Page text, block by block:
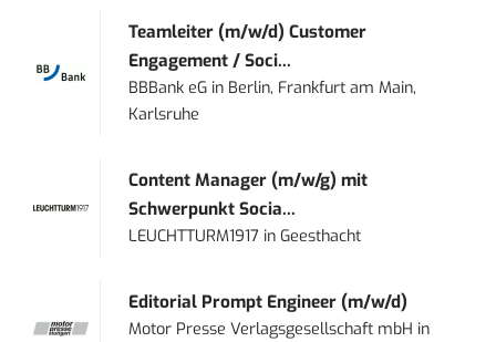
Teamleiter (m/w/d) Customer
Engagement / Soci...
BBBank eG in Berlin, Frankfurt am Main,
Karlsruhe
Content Manager (m/w/g) mit
Schwerpunkt Socia...
LEUCHTTURM1917 inGeesthacht
Editorial Prompt Engineer (m/w/d)
Motor Presse Verlagsgesellschaft mbH in